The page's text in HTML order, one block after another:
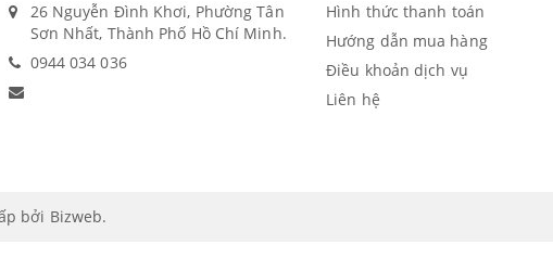
26 Nguyễn Đình Khơi, Phường Tân
Sơn Nhất, Thành Phố Hồ Chí Minh.
0944 034 036
Hình thức thanh toán
Hướng dẫn mua hàng
Điều khoản dịch vụ
Liên hệ
bởi Bizweb.